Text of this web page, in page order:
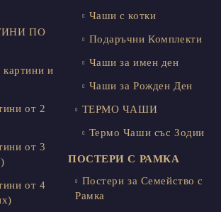
ПО
и
от 2
от 3
от 4
Чаши с котки
Подаръчни Комплекти
Чаши за имен ден
Чаши за Рожден Ден
ТЕРМО ЧАШИ
Термо Чаши със Зодии
ПОСТЕРИ С РАМКА
Постери за Семейство с
Рамка